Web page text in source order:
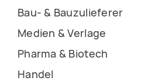
Bau- & Bauzulieferer
Medien & Verlage
Pharma & Biotech
Handel